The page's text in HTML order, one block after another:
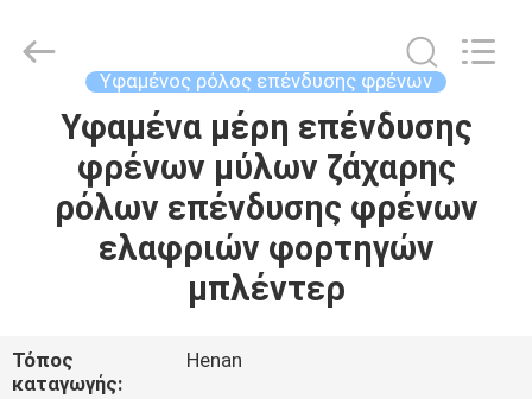
ΣΠΊΤΙ
ΠΡΟΪΌΝΤΑ
Υφαμένος ρόλος επένδυσης φρένων
Υφαμένα μέρη επένδυσης
φρένων μύλων ζάχαρης
ρόλων επένδυσης φρένων
ελαφριών φορτηγών
μπλέντερ
Τόπος
καταγωγής:
Henan